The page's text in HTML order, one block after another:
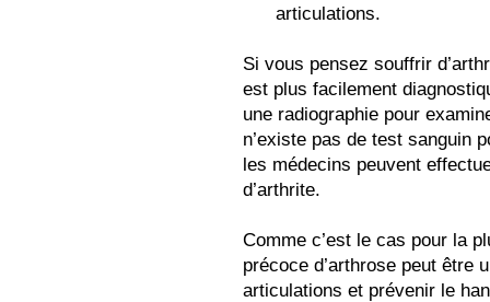
articulations.
Si vous pensez souffrir
est plus facilement
une radiographie pour
n’existe pas de test sanguin
les médecins peuvent
d’arthrite.
Comme c’est le cas pour la
précoce d’arthrose peut être
articulations et prévenir le